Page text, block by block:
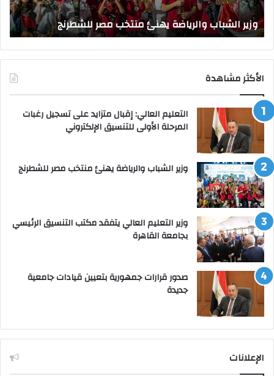
وزير الشباب والرياضة يهنئ منتخب مصر للشطرنج
الأكثر مشاهدة
التعليم العالي: إقبال متزايد على تسجيل رغبات
المرحلة الأولى للتنسيق الإلكتروني
وزير الشباب والرياضة يهنئ منتخب مصر للشطرنج
وزير التعليم العالي يتفقد مكتب التنسيق الرئيسي
بجامعة القاهرة
صدور قرارات جمهورية بتعيين قيادات جامعية
جديدة
الإعلانات